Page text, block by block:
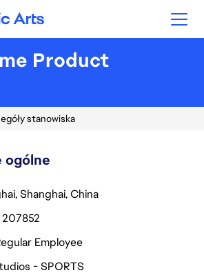
Arts
Product
stanowiska
ogólne
Shanghai, China
207852
Employee
- SPORTS